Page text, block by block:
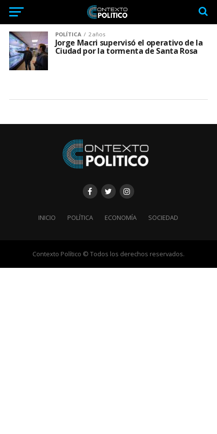
POLÍTICA 2 años
Jorge Macri supervisó el operativo de la
Ciudad por la tormenta de Santa Rosa
INICIO POLÍTICA ECONOMÍA SOCIEDAD
Contexto Político © Todos los derechos reservados.